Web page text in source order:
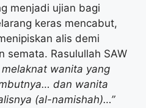
menjadi ujian bagi
keras mencabut,
alis demi
semata. Rasulullah SAW
melaknat wanita yang
dan wanita
(al-namishah)…”